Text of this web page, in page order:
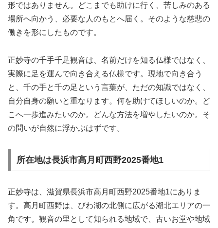
形ではありません。どこまでも助けに行く、苦しみのある
場所へ向かう、必要な人のもとへ届く。そのような慈悲の
働きを形にしたものです。
正妙寺の千手千足観音は、名前だけを知る仏様ではなく、
実際に足を運んで向き合える仏様です。現地で向き合う
と、千の手と千の足という言葉が、ただの知識ではなく、
自分自身の願いと重なります。何を助けてほしいのか。ど
こへ一歩進みたいのか。どんな方法を増やしたいのか。そ
の問いが自然に浮かぶはずです。
所在地は長浜市高月町西野2025番地1
正妙寺は、滋賀県長浜市高月町西野2025番地1にありま
す。高月町西野は、びわ湖の北側に広がる湖北エリアの一
角です。観音の里として知られる地域で、古いお堂や地域